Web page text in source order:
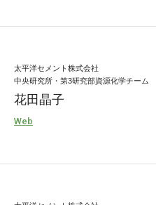
太平洋セメント株式会社
中央研究所・第3研究部資源化学チーム
花田晶子
Web